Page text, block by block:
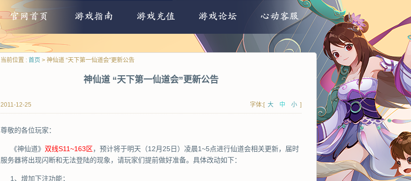
当前位置 : 首页 > 神仙道 “天下第一仙道会”更新公告
神仙道 “天下第一仙道会”更新公告
2011-12-25 字体:[ 大 中 小 ]
尊敬的各位玩家：
《神仙道》 双线S11~163区，预计将于明天（12月25日）凌晨1~5点进行仙道会相关更新，届时
服务器将出现闪断和无法登陆的现象，请玩家们提前做好准备。具体改动如下：
1、增加下注功能；